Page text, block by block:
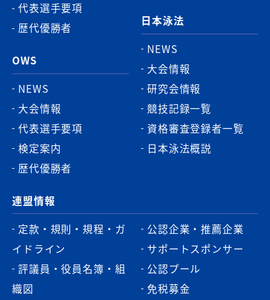
代表選手要項
歴代優勝者
OWS
NEWS
大会情報
代表選手要項
検定案内
歴代優勝者
日本泳法
NEWS
大会情報
研究会情報
競技記録一覧
資格審査登録者一覧
日本泳法概説
連盟情報
定款・規則・規程・ガ
イドライン
評議員・役員名簿・組
織図
公認企業・推薦企業
サポートスポンサー
公認プール
免税募金